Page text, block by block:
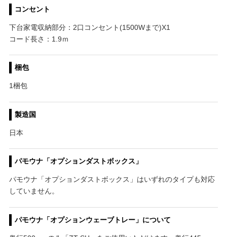
コンセント
下台家電収納部分：2口コンセント(1500Wまで)X1
コード長さ：1.9ｍ
梱包
1梱包
製造国
日本
パモウナ「オプションダストボックス」
パモウナ「オプションダストボックス」はいずれのタイプも対応
していません。
パモウナ「オプションウェーブトレー」について